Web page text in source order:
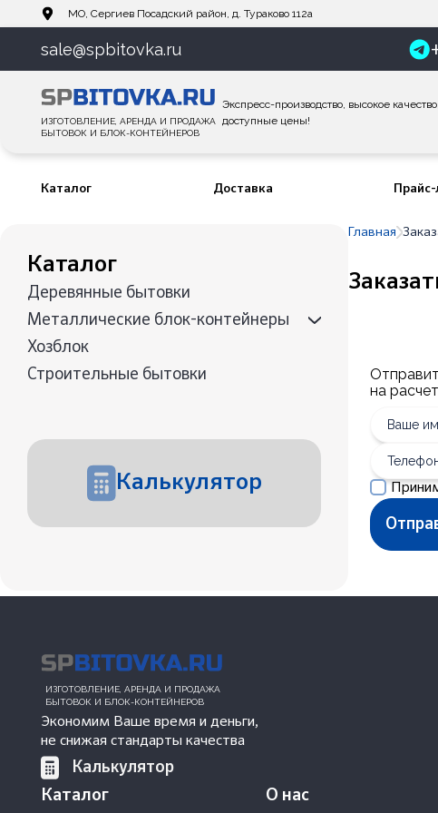
МО, Сергиев Посадский район, д. Тураково 112а
ИЗГОТОВЛЕНИЕ, АРЕНДА И ПРОДАЖА
БЫТОВОК И БЛОК-КОНТЕЙНЕРОВ
Экспресс-производство, высокое качество,
доступные цены!
sale@spbitovka.ru
Каталог Доставка Прайс-
Главная
на
Каталог
Деревянные бытовки
Металлические блок-контейнеры
Хозблок
Строительные бытовки
Калькулятор
ИЗГОТОВЛЕНИЕ, АРЕНДА И ПРОДАЖА
БЫТОВОК И БЛОК-КОНТЕЙНЕРОВ
Экономим Ваше время и деньги,
не снижая стандарты качества
Калькулятор
Каталог О нас